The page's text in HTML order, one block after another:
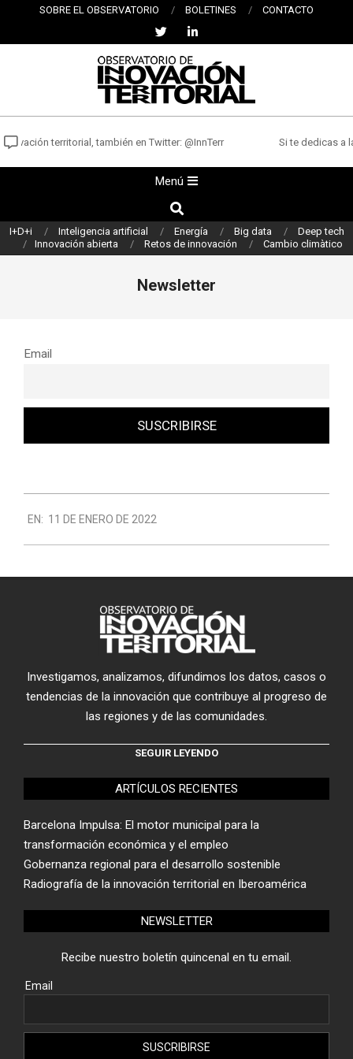
contenido
SOBRE EL OBSERVATORIO BOLETINES CONTACTO
OBSERVATORIO
DE
INNOVACIÓN
TERRITORIAL
territorial, también en Twitter: @InnTerr Si te dedicas a
principal
Menú
Buscar
I+D+i Inteligencia artificial Energía Big data
Deep tech
Innovación abierta
Retos de innovación Cambio climàtico
Newsletter
Email
01-
11
EN: 11 DE ENERO DE 2022
Investigamos, analizamos, difundimos los datos, casos o
tendencias de la innovación que contribuye al progreso de
las regiones y de las comunidades.
SEGUIR LEYENDO
ARTÍCULOS RECIENTES
Barcelona Impulsa: El motor municipal para la
transformación económica y el empleo
Gobernanza regional para el desarrollo sostenible
Radiografía de la innovación territorial en Iberoamérica
NEWSLETTER
Recibe nuestro boletín quincenal en tu email.
Email